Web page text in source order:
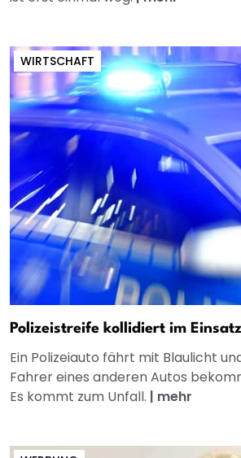
WIRTSCHAFT
Polizeistreife kollidiert im
Ein Polizeiauto fährt mit Blaulicht
Fahrer eines anderen Autos
Es kommt zum Unfall. | mehr